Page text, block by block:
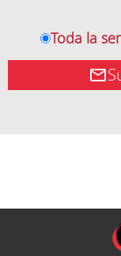
Toda la